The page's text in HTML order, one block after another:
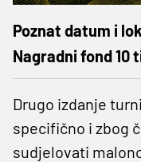
Poznat datum i
Nagradni fond 10
Drugo izdanje
specifično i zbog
sudjelovati